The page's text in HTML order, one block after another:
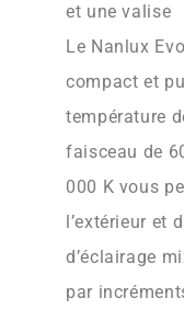
et une valise
Le Nanlux
compact et
température
faisceau de
000 K vous
l’extérieur et
d’éclairage
par